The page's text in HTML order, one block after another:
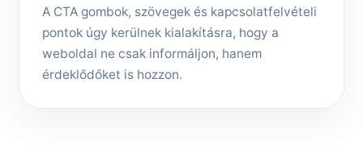
A CTA gombok, szövegek és kapcsolatfelvételi
pontok úgy kerülnek kialakításra, hogy a
weboldal ne csak informáljon, hanem
érdeklődőket is hozzon.